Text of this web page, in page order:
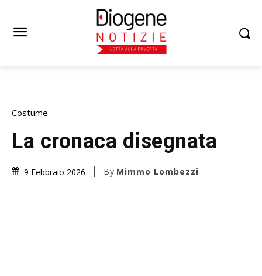
Costume
La cronaca disegnata
9 Febbraio 2026 By Mimmo Lombezzi